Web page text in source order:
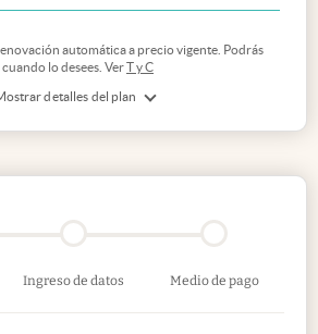
detalles del plan
automática a precio vigente. Podrás
lo desees. VerT y C
Ingreso de datos Medio de pago